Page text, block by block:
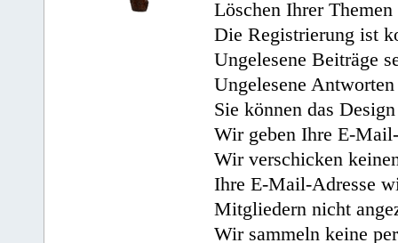
Löschen Ihrer
Die Registrierung ist
Ungelesene Beiträge
Ungelesene
Sie können das
Wir geben Ihre E-
Wir verschicken
Ihre E-Mail-Adresse
Mitgliedern nicht
Wir sammeln keine